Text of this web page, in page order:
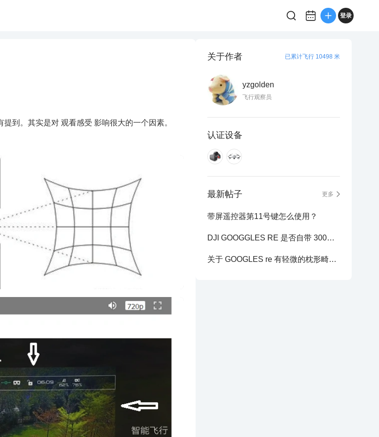
登录
关于作者 已累计飞行 10498 米
yzgolden
飞行观察员
认证设备
最新帖子 更多
带屏遥控器第11号键怎么使用？
DJI GOOGGLES RE 是否自带 300度 屈光 问题
关于 GOOGLES re 有轻微的枕形畸变的现象。